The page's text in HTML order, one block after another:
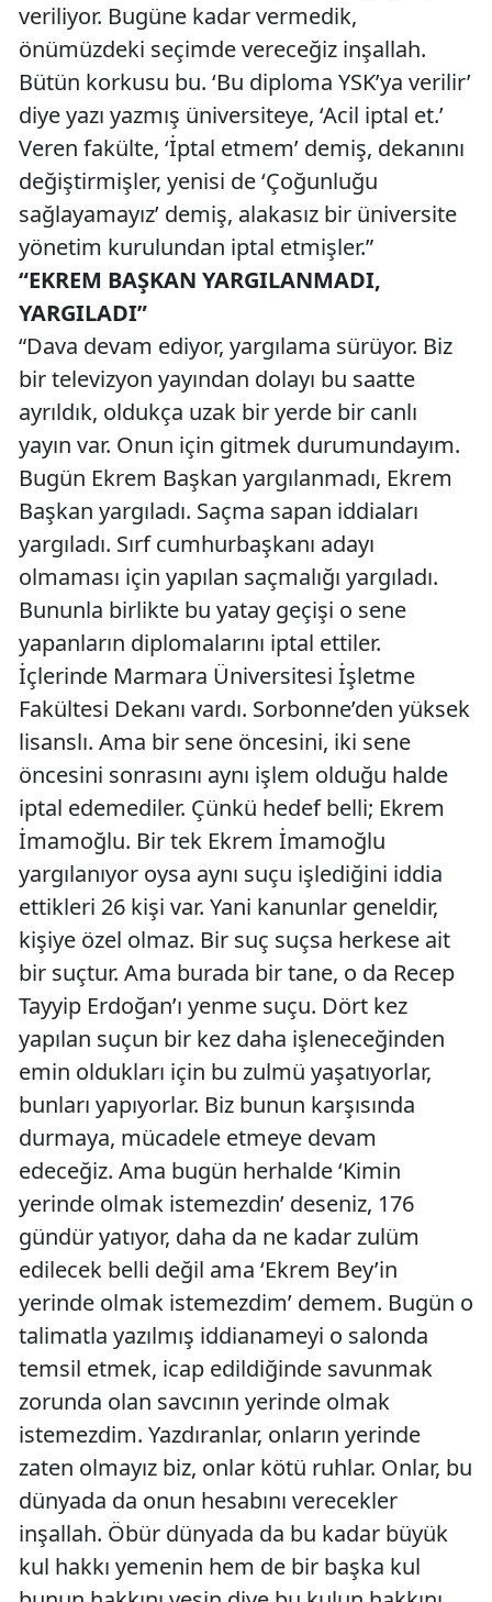
veriliyor. Bugüne kadar vermedik,
önümüzdeki seçimde vereceğiz inşallah.
Bütün korkusu bu. ‘Bu diploma YSK’ya verilir’
diye yazı yazmış üniversiteye, ‘Acil iptal et.’
Veren fakülte, ‘İptal etmem’ demiş, dekanını
değiştirmişler, yenisi de ‘Çoğunluğu
sağlayamayız’ demiş, alakasız bir üniversite
yönetim kurulundan iptal etmişler.”
“EKREM BAŞKAN YARGILANMADI,
YARGILADI”
“Dava devam ediyor, yargılama sürüyor. Biz
bir televizyon yayından dolayı bu saatte
ayrıldık, oldukça uzak bir yerde bir canlı
yayın var. Onun için gitmek durumundayım.
Bugün Ekrem Başkan yargılanmadı, Ekrem
Başkan yargıladı. Saçma sapan iddiaları
yargıladı. Sırf cumhurbaşkanı adayı
olmaması için yapılan saçmalığı yargıladı.
Bununla birlikte bu yatay geçişi o sene
yapanların diplomalarını iptal ettiler.
İçlerinde Marmara Üniversitesi İşletme
Fakültesi Dekanı vardı. Sorbonne’den yüksek
lisanslı. Ama bir sene öncesini, iki sene
öncesini sonrasını aynı işlem olduğu halde
iptal edemediler. Çünkü hedef belli; Ekrem
İmamoğlu. Bir tek Ekrem İmamoğlu
yargılanıyor oysa aynı suçu işlediğini iddia
ettikleri 26 kişi var. Yani kanunlar geneldir,
kişiye özel olmaz. Bir suç suçsa herkese ait
bir suçtur. Ama burada bir tane, o da Recep
Tayyip Erdoğan’ı yenme suçu. Dört kez
yapılan suçun bir kez daha işleneceğinden
emin oldukları için bu zulmü yaşatıyorlar,
bunları yapıyorlar. Biz bunun karşısında
durmaya, mücadele etmeye devam
edeceğiz. Ama bugün herhalde ‘Kimin
yerinde olmak istemezdin’ deseniz, 176
gündür yatıyor, daha da ne kadar zulüm
edilecek belli değil ama ‘Ekrem Bey’in
yerinde olmak istemezdim’ demem. Bugün o
talimatla yazılmış iddianameyi o salonda
temsil etmek, icap edildiğinde savunmak
zorunda olan savcının yerinde olmak
istemezdim. Yazdıranlar, onların yerinde
zaten olmayız biz, onlar kötü ruhlar. Onlar, bu
dünyada da onun hesabını verecekler
inşallah. Öbür dünyada da bu kadar büyük
kul hakkı yemenin hem de bir başka kul